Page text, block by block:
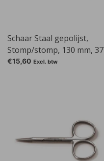
Schaar Staal gepolijst,
Stomp/stomp, 130 mm, 37
mm
€15,60 Excl. btw